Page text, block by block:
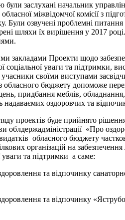
заслухані начальник
міжвідомчої комісії з
Були озвучені проблемні питання
шляхи їх вирішення у 2017
закладами Проекти щодо
соціальної уваги та підтримки,
своїми виступами
обласного бюджету допоможе
придбання меблів,
надаваємих оздоровчих та
проектів буде прийнято
облдержадміністрації «Про
обласного бюджету
організацій на
уваги та підтримки а саме:
та відпочинку
та відпочинку